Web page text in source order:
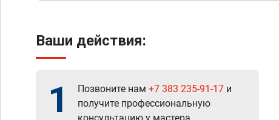
Ваши действия:
1 Позвоните нам +7 383 235-91-17 и
получите профессиональную